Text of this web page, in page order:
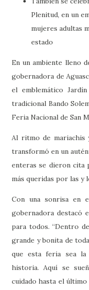
Plenitud, en un
mujeres adultas
estado
En un ambiente lleno
gobernadora de
el emblemático
tradicional Bando
Feria Nacional de San
Al ritmo de mariachis
transformó en un
enteras se dieron cita
más queridas por las y
Con una sonrisa en
gobernadora destacó
para todos. “Dentro
grande y bonita de
que esta feria sea
historia. Aquí se
cuidado hasta el